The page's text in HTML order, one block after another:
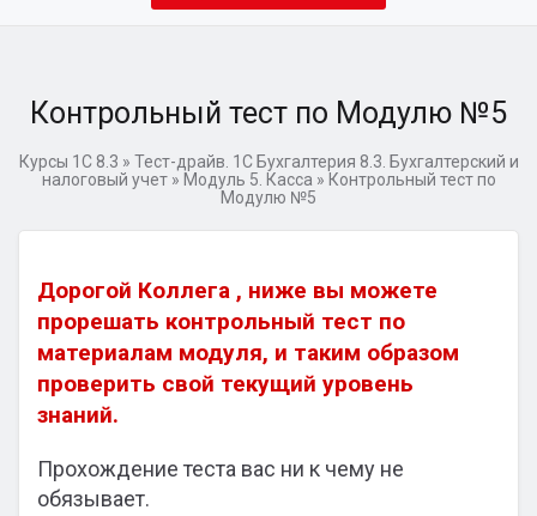
Контрольный тест по Модулю №5
Курсы 1С 8.3 » Тест-драйв. 1C Бухгалтерия 8.3. Бухгалтерский и
налоговый учет» Модуль 5. Касса » Контрольный тест по
Модулю №5
Дорогой Коллега , ниже вы можете
прорешать контрольный тест по
материалам модуля, и таким образом
проверить свой текущий уровень
знаний.
Прохождение теста вас ни к чему не
обязывает.